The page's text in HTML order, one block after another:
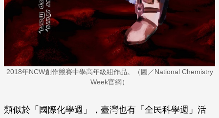
2018年NCW創作競賽中學高年級組作品。（圖／National Chemistry
Week官網）
類似於「國際化學週」，臺灣也有「全民科學週」活